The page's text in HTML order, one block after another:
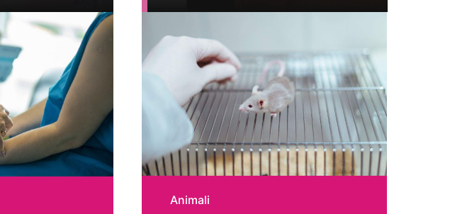
Animali